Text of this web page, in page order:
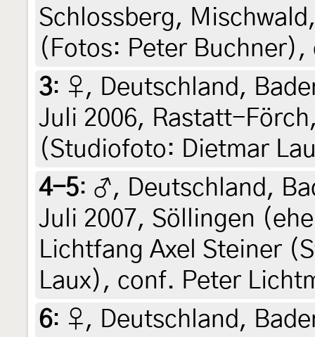
Schlossberg,
(Fotos: Peter Buchner),
3: ♀, Deutschland,
Juli 2006, Rastatt-
(Studiofoto: Dietmar
4-5: ♂, Deutschland,
Juli 2007, Söllingen
Lichtfang Axel Steiner
Laux), conf. Peter
6: ♀, Deutschland,